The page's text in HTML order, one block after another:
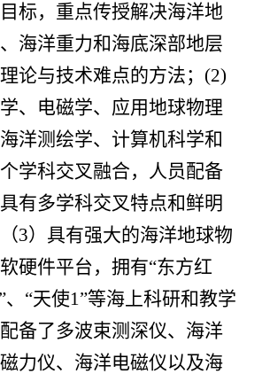
标，重点传授解决海洋地
海洋重力和海底深部地层
论与技术难点的方法； (2)
、电磁学、应用地球物理
洋测绘学、计算机科学和
学科交叉融合，人员配备
有多学科交叉特点和鲜明
3）具有强大的海洋地球物
硬件平台，拥有“东方红
、“天使1”等海上科研和教学
备了多波束测深仪、海洋
力仪、海洋电磁仪以及海